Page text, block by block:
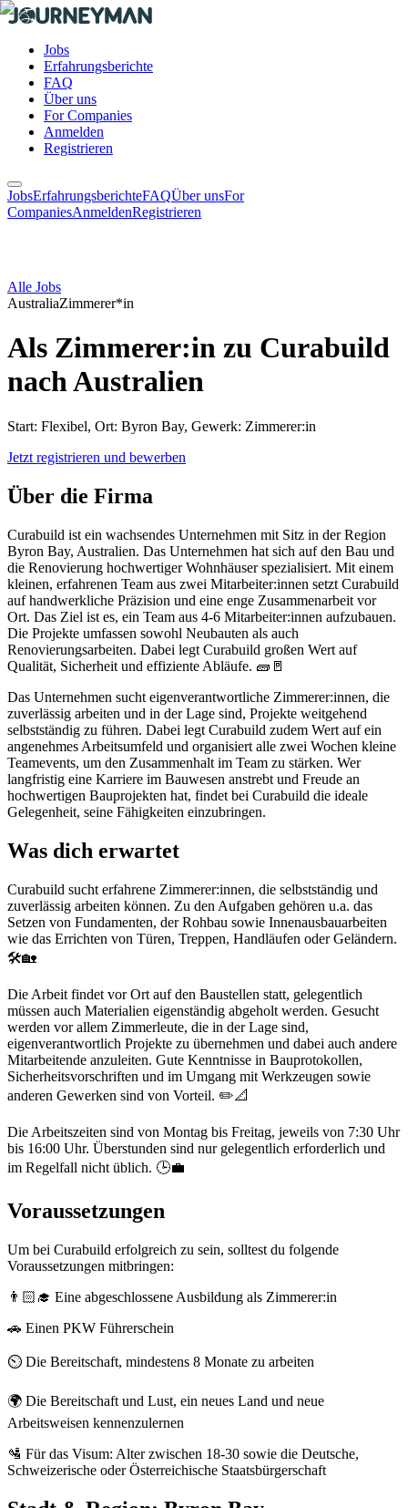
Jobs
Erfahrungsberichte
FAQ
Über uns
For Companies
Anmelden
Registrieren
JobsErfahrungsberichteFAQÜber unsFor
CompaniesAnmeldenRegistrieren
Alle Jobs
AustraliaZimmerer*in
Als Zimmerer:in zu Curabuild
nach Australien
Start: Flexibel, Ort: Byron Bay, Gewerk: Zimmerer:in
Jetzt registrieren und bewerben
Über die Firma
Curabuild ist ein wachsendes Unternehmen mit Sitz in der Region
Byron Bay, Australien. Das Unternehmen hat sich auf den Bau und
die Renovierung hochwertiger Wohnhäuser spezialisiert. Mit einem
kleinen, erfahrenen Team aus zwei Mitarbeiter:innen setzt Curabuild
auf handwerkliche Präzision und eine enge Zusammenarbeit vor
Ort. Das Ziel ist es, ein Team aus 4-6 Mitarbeiter:innen aufzubauen.
Die Projekte umfassen sowohl Neubauten als auch
Renovierungsarbeiten. Dabei legt Curabuild großen Wert auf
Qualität, Sicherheit und effiziente Abläufe. 🧱🚪
Das Unternehmen sucht eigenverantwortliche Zimmerer:innen, die
zuverlässig arbeiten und in der Lage sind, Projekte weitgehend
selbstständig zu führen. Dabei legt Curabuild zudem Wert auf ein
angenehmes Arbeitsumfeld und organisiert alle zwei Wochen kleine
Teamevents, um den Zusammenhalt im Team zu stärken. Wer
langfristig eine Karriere im Bauwesen anstrebt und Freude an
hochwertigen Bauprojekten hat, findet bei Curabuild die ideale
Gelegenheit, seine Fähigkeiten einzubringen.
Was dich erwartet
Curabuild sucht erfahrene Zimmerer:innen, die selbstständig und
zuverlässig arbeiten können. Zu den Aufgaben gehören u.a. das
Setzen von Fundamenten, der Rohbau sowie Innenausbauarbeiten
wie das Errichten von Türen, Treppen, Handläufen oder Geländern.
🛠️🏡
Die Arbeit findet vor Ort auf den Baustellen statt, gelegentlich
müssen auch Materialien eigenständig abgeholt werden. Gesucht
werden vor allem Zimmerleute, die in der Lage sind,
eigenverantwortlich Projekte zu übernehmen und dabei auch andere
Mitarbeitende anzuleiten. Gute Kenntnisse in Bauprotokollen,
Sicherheitsvorschriften und im Umgang mit Werkzeugen sowie
anderen Gewerken sind von Vorteil. ✏️📐
Die Arbeitszeiten sind von Montag bis Freitag, jeweils von 7:30 Uhr
bis 16:00 Uhr. Überstunden sind nur gelegentlich erforderlich und
im Regelfall nicht üblich. 🕒💼
Voraussetzungen
Um bei Curabuild erfolgreich zu sein, solltest du folgende
Voraussetzungen mitbringen:
👨🏻‍🎓 Eine abgeschlossene Ausbildung als Zimmerer:in
🚗 Einen PKW Führerschein
⏲️ Die Bereitschaft, mindestens 8 Monate zu arbeiten
🌍 Die Bereitschaft und Lust, ein neues Land und neue
Arbeitsweisen kennenzulernen
🛂 Für das Visum: Alter zwischen 18-30 sowie die Deutsche,
Schweizerische oder Österreichische Staatsbürgerschaft